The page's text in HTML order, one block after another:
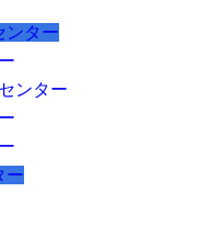
ンター
ンター
ー